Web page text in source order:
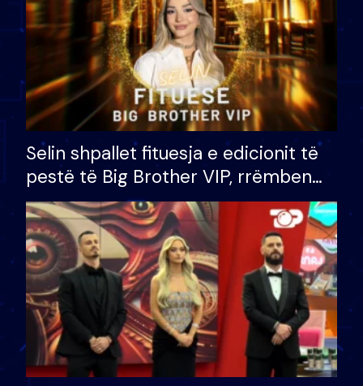
Selin shpallet fituesja e edicionit të
pestë të Big Brother VIP, rrëmben
çmimin e madh prej 100 mijë eurosh